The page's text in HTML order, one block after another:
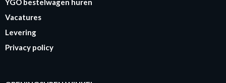
YGO bestelwagen huren
Vacatures
Levering
Privacy policy